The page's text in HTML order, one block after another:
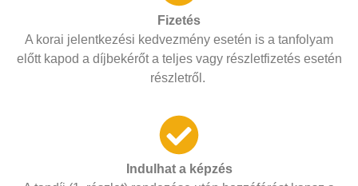
Fizetés
A korai jelentkezési kedvezmény esetén is a tanfolyam
előtt kapod a díjbekérőt a teljes vagy részletfizetés esetén
részletről.
Indulhat a képzés